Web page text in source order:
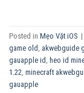
Posted in Mẹo Vặt iOS |
game old , akwebguide
gauapple id , heo id
1.22, minecraft
gauapple